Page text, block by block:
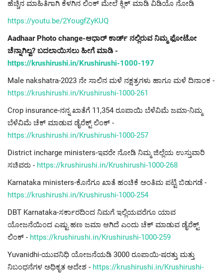
ಹೆಚ್ಚಿನ ಮಾಹಿತಿಗಾಗಿ ಕೆಳಗಿನ ಲಿಂಕ್ ಮೇಲೆ ಕ್ಲಿಕ್ ಮಾಡಿ ವಿಡಿಯೊ ನೋಡಿ
https://youtu.be/2YougfZyKUQ
Aadhaar Photo change-ಆಧಾರ್ ಕಾರ್ಡ್ ನಲ್ಲಿರುವ ನಿಮ್ಮ ಫೋಟೋ
ಚೆನ್ನಾಗಿಲ್ವ? ಬದಲಾಯಿಸಲು ಹೀಗೆ ಮಾಡಿ -
https://krushirushi.in/Krushirushi-1000-197
Male nakshatra-2023 ನೇ ಸಾಲಿನ ಮಳೆ ನಕ್ಷತ್ರಗಳು ಹಾಗೂ ಮಳೆ ದಿನಾಂಕ -
https://krushirushi.in/Krushirushi-1000-261
Crop insurance-ನನ್ನ ಖಾತೆಗೆ 11,354 ರೂಪಾಯಿ ಬೆಳೆವಿಮೆ ಜಮಾ-ನಿಮ್ಮ
ಬೆಳೆವಿಮೆ ಚೆಕ್ ಮಾಡುವ ಡೈರೆಕ್ಟ್ ಲಿಂಕ್ -
https://krushirushi.in/Krushirushi-1000-257
District incharge ministers-ಇವರೇ ನೋಡಿ ನಿಮ್ಮ ಜಿಲ್ಲೆಯ ಉಸ್ತುವಾರಿ
ಸಚಿವರು - https://krushirushi.in/Krushirushi-1000-268
Karnataka ministers-ಕೊನೆಗೂ ಖಾತೆ ಹಂಚಿಕೆ ಅಂತಿಮ ಪಟ್ಟಿ ಬಿಡುಗಡೆ -
https://krushirushi.in/Krushirushi-1000-254
DBT Karnataka-ಸರ್ಕಾರದಿಂದ ನಿಮಗೆ ಇಲ್ಲಿಯವರೆಗೂ ಯಾವ
ಯೋಜನೆಯಿಂದ ಎಷ್ಟು ಹಣ ಜಮಾ ಆಗಿದೆ ಎಂದು ಚೆಕ್ ಮಾಡುವ ಡೈರೆಕ್ಟ್
ಲಿಂಕ್ - https://krushirushi.in/Krushirushi-1000-259
Yuvanidhi-ಯುವನಿಧಿ ಯೋಜನೆಯಡಿ 3000 ರೂಪಾಯಿ-ಷರತ್ತು ಮತ್ತು
ನಿಬಂಧನೆಗಳ ಅಧಿಕೃತ ಆದೇಶ - https://krushirushi.in/Krushirushi-